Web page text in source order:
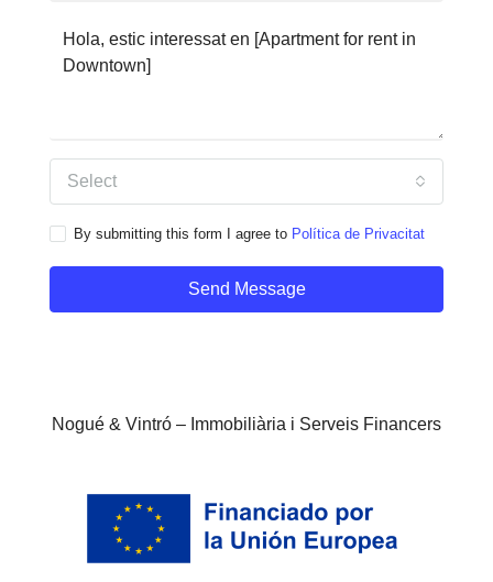
Select
By submitting this form I agree to Política de Privacitat
Send Message
Nogué & Vintró – Immobiliària i Serveis Financers